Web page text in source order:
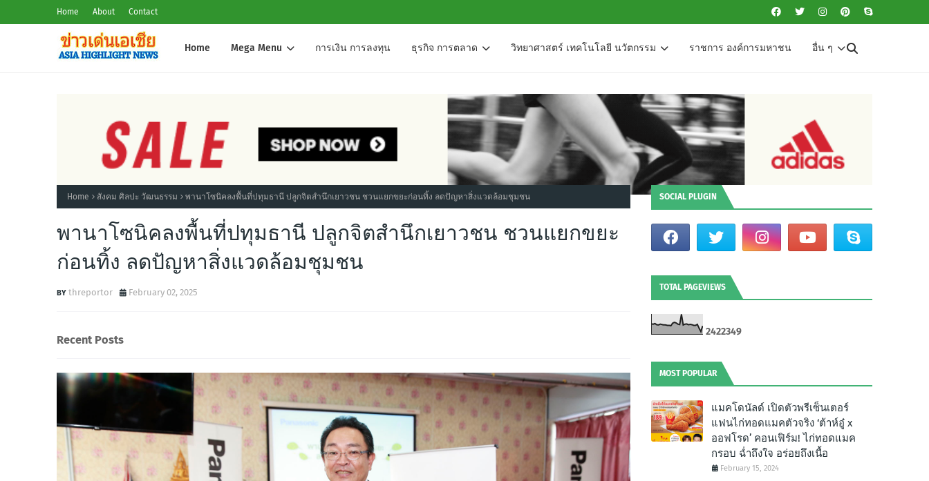
Home About Contact
Home Mega Menu การเงิน การลงทุน ธุรกิจ การตลาด วิทยาศาสตร์ เทคโนโลยี นวัตกรรม ราชการ องค์การมหาชน อื่น ๆ
Home สังคม ศิลปะ วัฒนธรรม พานาโซนิคลงพื้นที่ปทุมธานี ปลูกจิตสำนึกเยาวชน ชวนแยกขยะก่อนทิ้ง ลดปัญหาสิ่งแวดล้อมชุมชน
พานาโซนิคลงพื้นที่ปทุมธานี ปลูกจิตสำนึกเยาวชน ชวนแยกขยะ
ก่อนทิ้ง ลดปัญหาสิ่งแวดล้อมชุมชน
threportor February 02, 2025
Recent Posts
SOCIAL PLUGIN
TOTAL PAGEVIEWS
2422349
MOST POPULAR
แมคโดนัลด์ เปิดตัวพรีเซ็นเตอร์
แฟนไก่ทอดแมคตัวจริง ‘ต้าห์อู๋ x
ออฟโรด’ คอนเฟิร์ม! ไก่ทอดแมค
กรอบ ฉํ่าถึงใจ อร่อยถึงเนื้อ
February 15, 2024